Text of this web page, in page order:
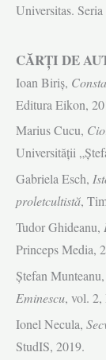
Universitas.
CĂRŢI DE
Ioan Biriş,
Editura Eikon,
Marius Cucu,
Universităţii
Gabriela Esch,
proletcultistă,
Tudor Ghideanu,
Princeps Media,
Ştefan Munteanu,
Eminescu, vol. 2,
Ionel Necula,
StudIS, 2019.